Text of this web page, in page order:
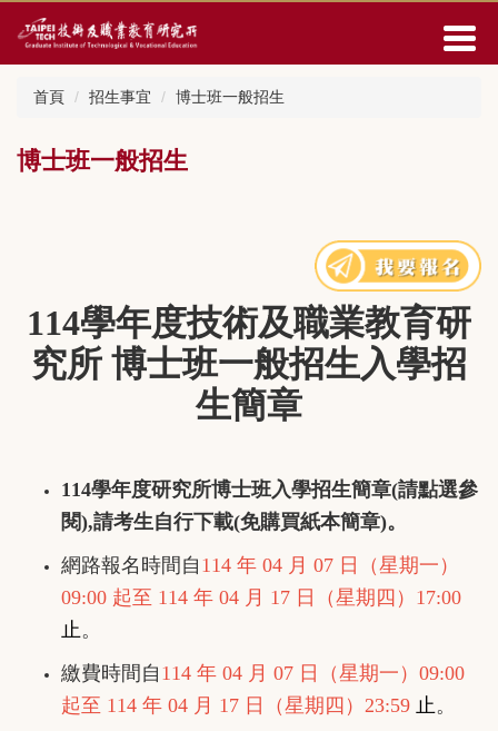
到
主
區
首頁 招生事宜 博士班一般招生
博士班一般招生
114學年度技術及職業教育研
究所 博士班一般招生入學招
生簡章
114學年度研究所博士班入學招生簡章(請點選參
閱),請考生自行下載(免購買紙本簡章)。
網路報名時間自 114 年 04 月 07 日（星期一）
09:00 起至 114 年 04 月 17 日（星期四）17:00
止。
繳費時間自 114 年 04 月 07 日（星期一）09:00
起至 114 年 04 月 17 日（星期四）23:59 止。